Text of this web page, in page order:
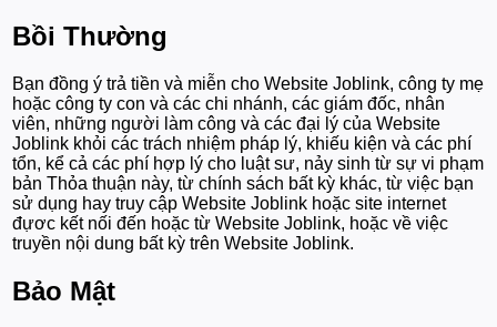
Bồi Thường
Bạn đồng ý trả tiền và miễn cho Website Joblink, công ty mẹ
hoặc công ty con và các chi nhánh, các giám đốc, nhân
viên, những người làm công và các đại lý của Website
Joblink khỏi các trách nhiệm pháp lý, khiếu kiện và các phí
tổn, kể cả các phí hợp lý cho luật sư, nảy sinh từ sự vi phạm
bản Thỏa thuận này, từ chính sách bất kỳ khác, từ việc bạn
sử dụng hay truy cập Website Joblink hoặc site internet
đựơc kết nối đến hoặc từ Website Joblink, hoặc về việc
truyền nội dung bất kỳ trên Website Joblink.
Bảo Mật